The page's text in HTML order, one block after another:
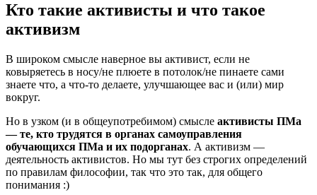
Кто такие активисты и что такое
активизм
В широком смысле наверное вы активист, если не
ковыряетесь в носу/не плюете в потолок/не пинаете сами
знаете что, а что-то делаете, улучшающее вас и (или) мир
вокруг.
Но в узком (и в общеупотребимом) смысле активисты ПМа
— те, кто трудятся в органах самоуправления
обучающихся ПМа и их подорганах. А активизм —
деятельность активистов. Но мы тут без строгих определений
по правилам философии, так что это так, для общего
понимания :)